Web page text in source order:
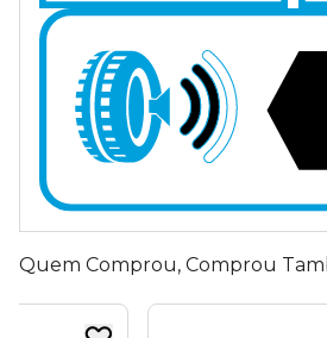
Quem Comprou, Comprou